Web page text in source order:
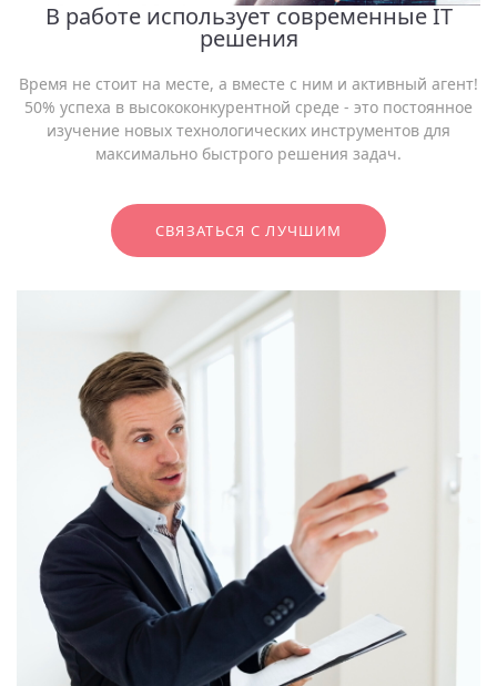
В работе использует современные IT
решения
Время не стоит на месте, а вместе с ним и активный агент!
50% успеха в высококонкурентной среде - это постоянное
изучение новых технологических инструментов для
максимально быстрого решения задач.
СВЯЗАТЬСЯ С ЛУЧШИМ